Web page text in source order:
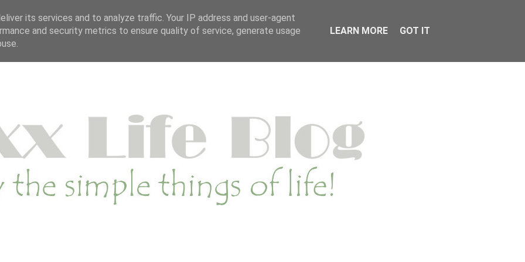
DUURZAME WEBSHOP CATEGORIE SAMENWERKEN
its services and to analyze traffic. Your IP address and user-agent
and security metrics to ensure quality of service, generate usage
LEARN MORE GOT IT